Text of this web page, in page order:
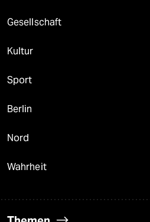
Gesellschaft
Kultur
Sport
Berlin
Nord
Wahrheit